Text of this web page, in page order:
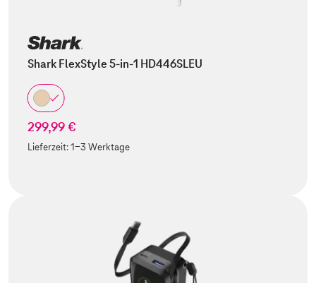
Shark FlexStyle 5-in-1 HD446SLEU
299,99 €
Lieferzeit:1-3 Werktage